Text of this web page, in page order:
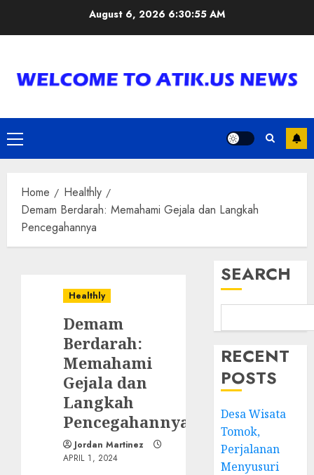
August 6, 2026 6:30:57 AM
Primary
Menu
Home
Healthly
Demam Berdarah: Memahami Gejala dan Langkah
Pencegahannya
Healthly
Demam
Berdarah:
Memahami
Gejala dan
Langkah
Pencegahannya
Jordan Martinez
APRIL 1, 2024
SEARCH
RECENT
POSTS
Desa Wisata
Tomok,
Perjalanan
Menyusuri